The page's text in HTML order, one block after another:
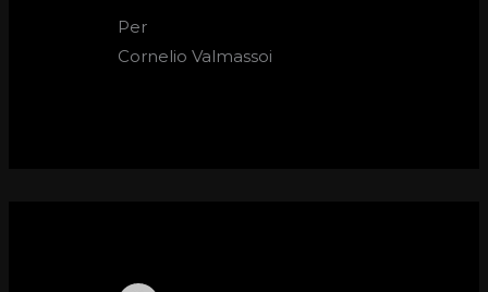
Per
Cornelio Valmassoi